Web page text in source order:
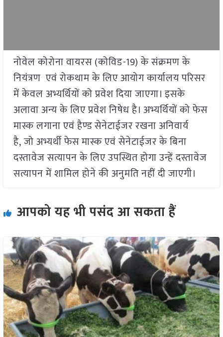
नोवेल कोरोना वायरस (कोविड-19) के संक्रमण के
नियंत्रण एवं रोकथाम के लिए आयोग कार्यालय परिसर
में केवल अभ्यर्थियों को प्रवेश दिया जाएगा। इसके
अलावा अन्य के लिए प्रवेश निषेध है। अभ्यर्थियों को फेस
मास्क लगाना एवं हैण्ड सेनेटाईजर रखना अनिवार्य
है, जो अभ्यर्थी फेस मास्क एवं सेनेटाईजर के बिना
दस्तावेज सत्यापन के लिए उपस्थित होगा उन्हें दस्तावेज
सत्यापन में शामिल होने की अनुमति नहीं दी जाएगी।
आपको यह भी पसंद आ सकता हैं